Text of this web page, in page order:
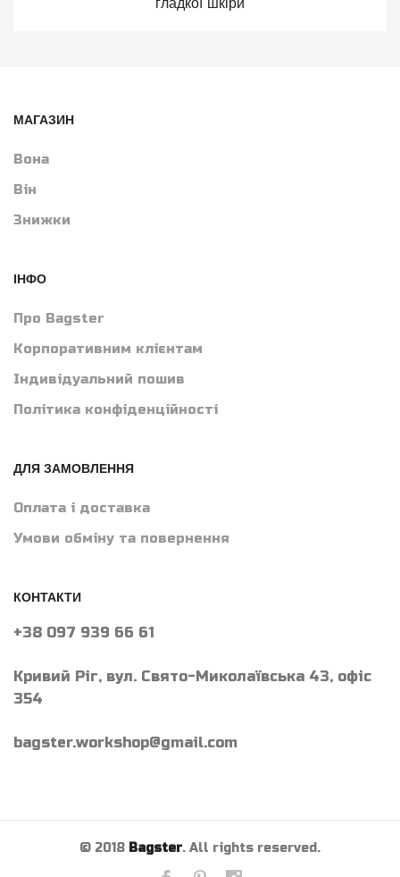
МАГАЗИН
Вона
Він
Знижки
ІНФО
Про Bagster
Корпоративним клієнтам
Індивідуальний пошив
Політика конфіденційності
ДЛЯ ЗАМОВЛЕННЯ
Оплата і доставка
Умови обміну та повернення
КОНТАКТИ
+38 097 939 66 61
Кривий Ріг, вул. Свято-Миколаївська 43, офіс
354
bagster.workshop@gmail.com
© 2018 Bagster. All rights reserved.